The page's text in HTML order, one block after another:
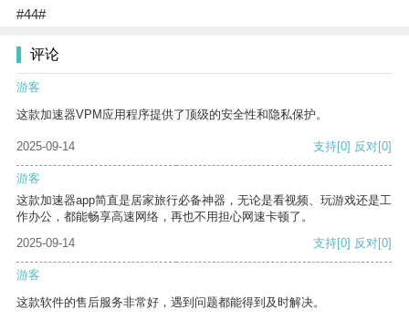
#44#
评论
游客
这款加速器VPM应用程序提供了顶级的安全性和隐私保护。
2025-09-14 支持[0] 反对[0]
游客
这款加速器app简直是居家旅行必备神器，无论是看视频、玩游戏还是工
作办公，都能畅享高速网络，再也不用担心网速卡顿了。
2025-09-14
支持[0] 反对[0]
游客
这款软件的售后服务非常好，遇到问题都能得到及时解决。